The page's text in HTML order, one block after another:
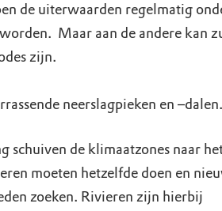
de uiterwaarden regelmatig
Maar aan de andere kan
zijn.
neerslagpieken en –dalen.
schuiven de klimaatzones naar
moeten hetzelfde doen en
zoeken. Rivieren zijn hierbij